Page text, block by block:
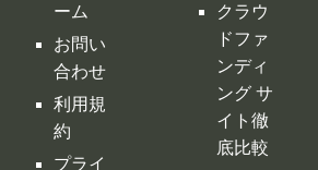
プライ
バシー
ポリシ
ー
特定商
取引法
クラウ
ドファ
ンディ
ング 人
気サイ